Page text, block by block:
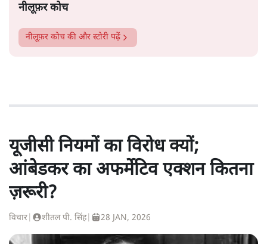
नीलूफ़र कोच
नीलूफ़र कोच की और स्टोरी पढ़ें
यूजीसी नियमों का विरोध क्यों;
आंबेडकर का अफर्मेटिव एक्शन कितना
ज़रूरी?
विचार शीतल पी. सिंह| 28 JAN, 2026